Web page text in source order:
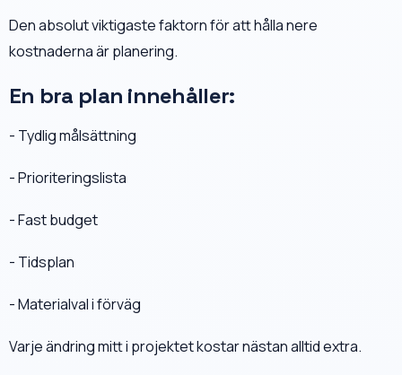
Den absolut viktigaste faktorn för att hålla nere
kostnaderna är planering.
En bra plan innehåller:
- Tydlig målsättning
- Prioriteringslista
- Fast budget
- Tidsplan
- Materialval i förväg
Varje ändring mitt i projektet kostar nästan alltid extra.